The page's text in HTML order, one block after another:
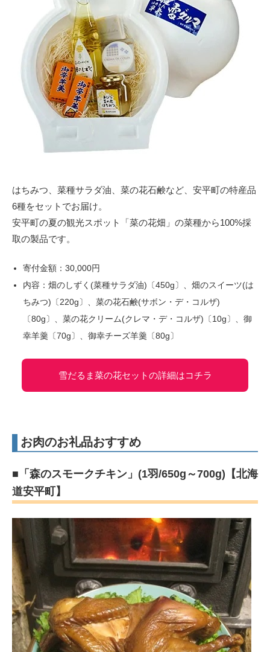
はちみつ、菜種サラダ油、菜の花石鹸など、安平町の特産品
6種をセットでお届け。
安平町の夏の観光スポット「菜の花畑」の菜種から100%採
取の製品です。
寄付金額：30,000円
内容：畑のしずく(菜種サラダ油)〔450g〕、畑のスイーツ(は
ちみつ)〔220g〕、菜の花石鹸(サボン・デ・コルザ)
〔80g〕、菜の花クリーム(クレマ・デ・コルザ)〔10g〕、御
幸羊羹〔70g〕、御幸チーズ羊羹〔80g〕
雪だるま菜の花セットの詳細はコチラ
お肉のお礼品おすすめ
■「森のスモークチキン」(1羽/650g～700g)【北海
道安平町】